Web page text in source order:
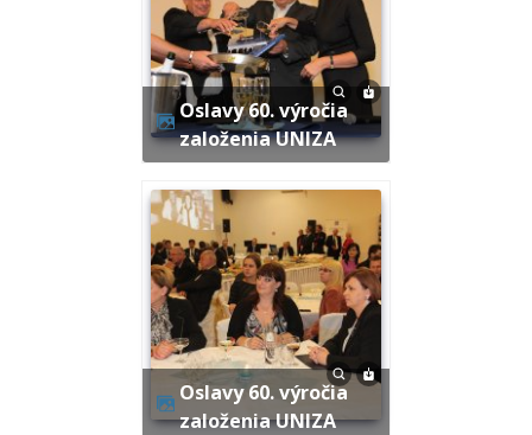
Oslavy 60. výročia
založenia UNIZA
Oslavy 60. výročia
založenia UNIZA